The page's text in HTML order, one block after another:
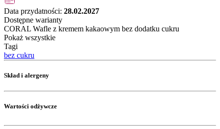
Data przydatności: 28.02.2027
Dostępne warianty
CORAL Wafle z kremem kakaowym bez dodatku cukru
Pokaż wszystkie
Tagi
bez cukru
Skład i alergeny
Wartości odżywcze